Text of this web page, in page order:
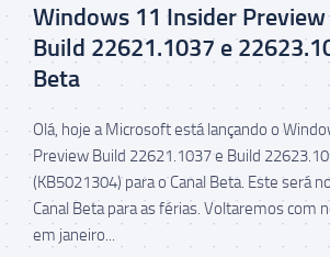
Windows 11 Insider
Build 22621.1037 e
Beta
Olá, hoje a Microsoft está lançando o
Preview Build 22621.1037 e Build
(KB5021304) para o Canal Beta. Este será
Canal Beta para as férias. Voltaremos com
em janeiro...